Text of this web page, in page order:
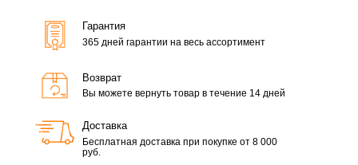
Гарантия
365 дней гарантии на весь ассортимент
Возврат
Вы можете вернуть товар в течение 14 дней
Доставка
Бесплатная доставка при покупке от 8 000
руб.